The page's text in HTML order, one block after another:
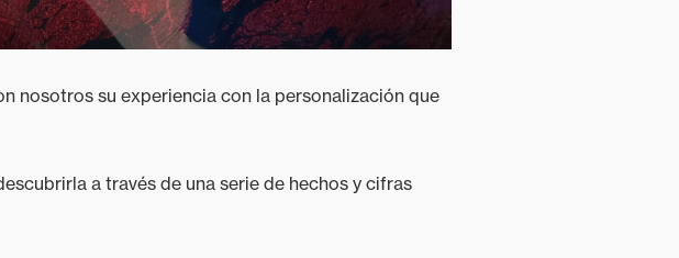
nosotros su experiencia con la personalización que
a través de una serie de hechos y cifras